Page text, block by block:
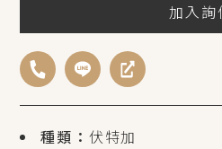
種類： 伏特加
加入詢